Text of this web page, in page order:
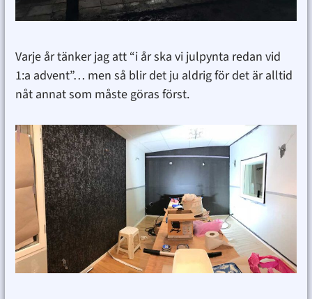
Varje år tänker jag att “i år ska vi julpynta redan vid
1:a advent”… men så blir det ju aldrig för det är alltid
nåt annat som måste göras först.